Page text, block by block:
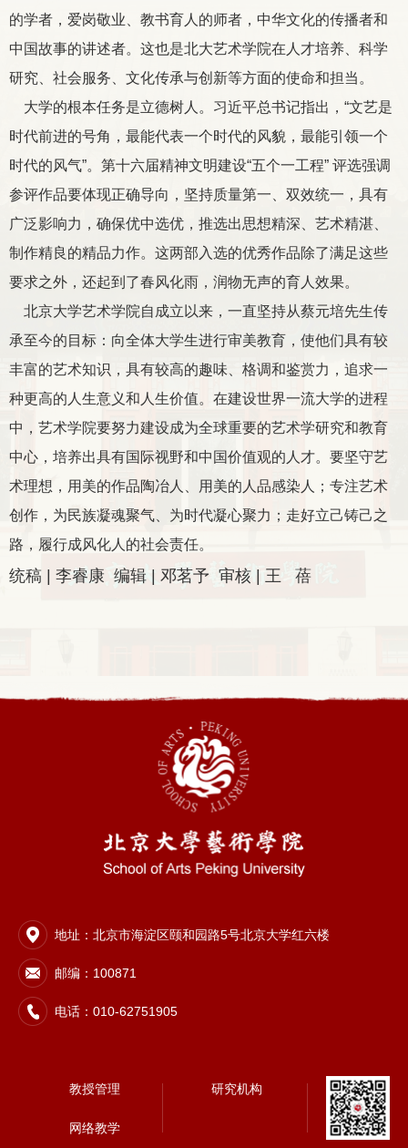
的学者，爱岗敬业、教书育人的师者，中华文化的传播者和
中国故事的讲述者。这也是北大艺术学院在人才培养、科学
研究、社会服务、文化传承与创新等方面的使命和担当。
大学的根本任务是立德树人。习近平总书记指出，“文艺是
时代前进的号角，最能代表一个时代的风貌，最能引领一个
时代的风气”。第十六届精神文明建设“五个一工程” 评选强调
参评作品要体现正确导向，坚持质量第一、双效统一，具有
广泛影响力，确保优中选优，推选出思想精深、艺术精湛、
制作精良的精品力作。这两部入选的优秀作品除了满足这些
要求之外，还起到了春风化雨，润物无声的育人效果。
北京大学艺术学院自成立以来，一直坚持从蔡元培先生传
承至今的目标：向全体大学生进行审美教育，使他们具有较
丰富的艺术知识，具有较高的趣味、格调和鉴赏力，追求一
种更高的人生意义和人生价值。在建设世界一流大学的进程
中，艺术学院要努力建设成为全球重要的艺术学研究和教育
中心，培养出具有国际视野和中国价值观的人才。要坚守艺
术理想，用美的作品陶冶人、用美的人品感染人；专注艺术
创作，为民族凝魂聚气、为时代凝心聚力；走好立己铸己之
路，履行成风化人的社会责任。
统稿 | 李睿康 编辑 | 邓茗予 审核 | 王 蓓
地址：北京市海淀区颐和园路5号北京大学红六楼
邮编：100871
电话：010-62751905
教授管理 研究机构
网络教学